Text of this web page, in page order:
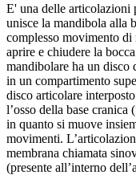
E' una delle articolazioni
unisce la mandibola alla
complesso movimento di
aprire e chiudere la
mandibolare ha un disco
in un compartimento
disco articolare
l’osso della base cranica
in quanto si muove
movimenti.
membrana chiamata
(presente all’interno